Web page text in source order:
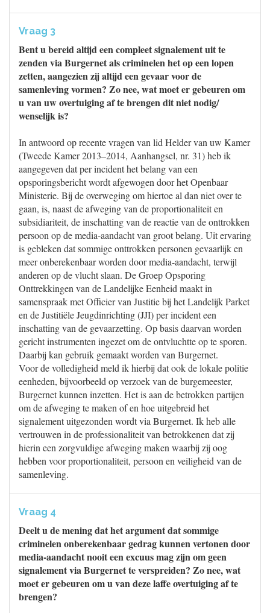
Vraag 3
Bent u bereid altijd een compleet signalement uit te
zenden via Burgernet als criminelen het op een lopen
zetten, aangezien zij altijd een gevaar voor de
samenleving vormen? Zo nee, wat moet er gebeuren om
u van uw overtuiging af te brengen dit niet nodig/
wenselijk is?
In antwoord op recente vragen van lid Helder van uw Kamer
(Tweede Kamer 2013–2014, Aanhangsel, nr. 31) heb ik
aangegeven dat per incident het belang van een
opsporingsbericht wordt afgewogen door het Openbaar
Ministerie. Bij de overweging om hiertoe al dan niet over te
gaan, is, naast de afweging van de proportionaliteit en
subsidiariteit, de inschatting van de reactie van de onttrokken
persoon op de media-aandacht van groot belang. Uit ervaring
is gebleken dat sommige onttrokken personen gevaarlijk en
meer onberekenbaar worden door media-aandacht, terwijl
anderen op de vlucht slaan. De Groep Opsporing
Onttrekkingen van de Landelijke Eenheid maakt in
samenspraak met Officier van Justitie bij het Landelijk Parket
en de Justitiële Jeugdinrichting (JJI) per incident een
inschatting van de gevaarzetting. Op basis daarvan worden
gericht instrumenten ingezet om de ontvluchtte op te sporen.
Daarbij kan gebruik gemaakt worden van Burgernet.
Voor de volledigheid meld ik hierbij dat ook de lokale politie
eenheden, bijvoorbeeld op verzoek van de burgemeester,
Burgernet kunnen inzetten. Het is aan de betrokken partijen
om de afweging te maken of en hoe uitgebreid het
signalement uitgezonden wordt via Burgernet. Ik heb alle
vertrouwen in de professionaliteit van betrokkenen dat zij
hierin een zorgvuldige afweging maken waarbij zij oog
hebben voor proportionaliteit, persoon en veiligheid van de
samenleving.
Vraag 4
Deelt u de mening dat het argument dat sommige
criminelen onberekenbaar gedrag kunnen vertonen door
media-aandacht nooit een excuus mag zijn om geen
signalement via Burgernet te verspreiden? Zo nee, wat
moet er gebeuren om u van deze laffe overtuiging af te
brengen?